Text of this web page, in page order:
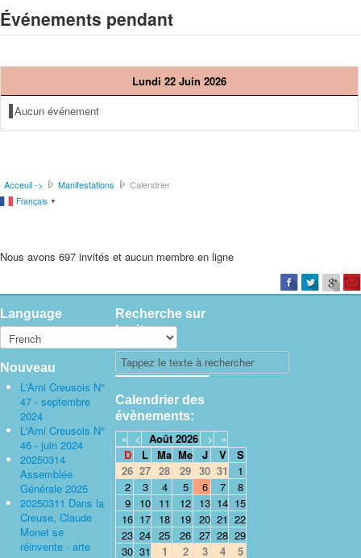
Événements pendant
Lundi 22 Juin 2026
Aucun événement
Acceuil -> Manifestations Calendrier
Français ▼
Nous avons 697 invités et aucun membre en ligne
Language
Nouveau
L'Ami Creusois N°
47 - septembre
2024
L'Ami Creusois N°
46 - juin 2024
20250314
Assemblée
Générale 2025
20250311 Dans la
Creuse, Claude
Monet se
réinvente - arte
Recherche sur
le site
Calendrier des
évènements:
« < Août 2026 >
»
D
L Ma Me J V
S
26 27 28 29 30 31
1
2
3 4 5 6 7
8
9
10 11 12 13 14 15
16 17 18 19 20 21 22
23 24 25 26 27 28 29
30 31 1 2 3 4 5